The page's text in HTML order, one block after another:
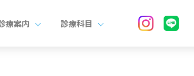
療案内 診療科目